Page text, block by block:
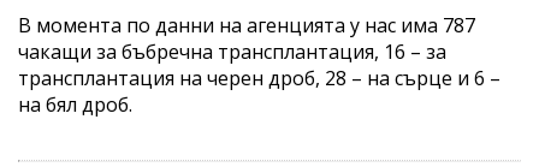
В момента по данни на агенцията у нас има 787
чакащи за бъбречна трансплантация, 16 – за
трансплантация на черен дроб, 28 – на сърце и 6 –
на бял дроб.